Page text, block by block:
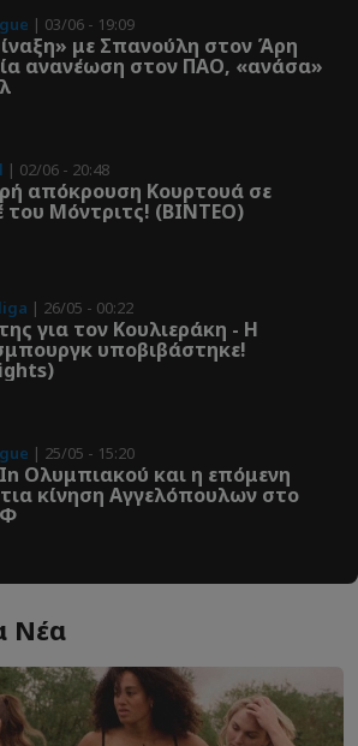
| 03/06 - 19:09
με Σπανούλη στον Άρη
ανανέωση στον ΠΑΟ, «ανάσα»
| 02/06 - 20:48
απόκρουση Κουρτουά σε
του Μόντριτς! (ΒΙΝΤΕΟ)
| 26/05 - 00:22
για τον Κουλιεράκη - Η
υποβιβάστηκε!
| 25/05 - 15:20
Ολυμπιακού και η επόμενη
κίνηση Αγγελόπουλων στο
Νέα